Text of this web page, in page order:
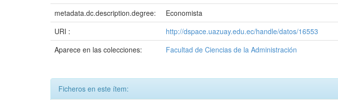
metadata.dc.description.degree:
Economista
URI :
http://dspace.uazuay.edu.ec/handle/datos/16553
Aparece en las colecciones:
Facultad de Ciencias de la Administración
Ficheros en este ítem: